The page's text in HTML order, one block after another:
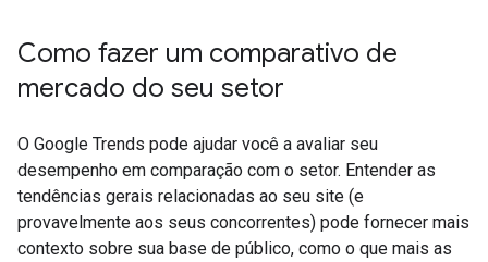
Como fazer um comparativo de
mercado do seu setor
O Google Trends pode ajudar você a avaliar seu
desempenho em comparação com o setor. Entender as
tendências gerais relacionadas ao seu site (e
provavelmente aos seus concorrentes) pode fornecer mais
contexto sobre sua base de público, como o que mais as